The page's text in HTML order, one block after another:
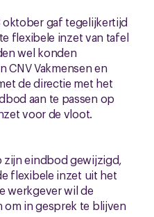
oktober gaf tegelijkertijd
flexibele inzet van tafel
wel konden
CNV Vakmensen en
de directie met het
aan te passen op
voor de vloot.
zijn eindbod gewijzigd,
flexibele inzet uit het
werkgever wil de
in gesprek te blijven